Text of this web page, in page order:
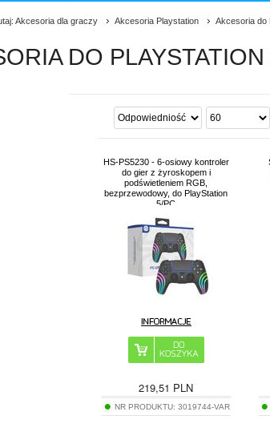
Akcesoria dla graczy Akcesoria Playstation Akcesoria do
DO PLAYSTATION
HS-PS5230 - 6-osiowy kontroler
do gier z żyroskopem i
podświetleniem RGB,
bezprzewodowy, do PlayStation
5/PC
219,51 PLN
NR PRODUKTU: 3019744-VAR